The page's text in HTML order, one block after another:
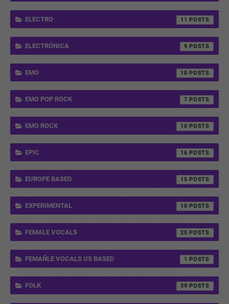
ELECTRO 11
ELECTRÓNICA 9
EMO 10
EMO POP ROCK 7
EMO ROCK 10
EPIC 16
EUROPE BASED 15
EXPERIMENTAL 10
FEMALE VOCALS 20
FEMAÑLE VOCALS US BASED 1
FOLK 39